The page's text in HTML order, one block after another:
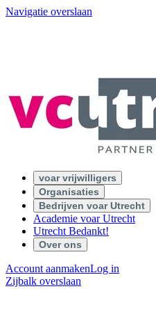
Navigatie overslaan
voar vrijwilligers
Organisaties
Bedrijven voar Utrecht
Academie voar Utrecht
Utrecht Bedankt!
Over ons
Account aanmakenLog in
Zijbalk overslaan